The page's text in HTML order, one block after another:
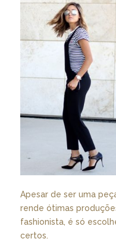
Apesar de ser uma
rende ótimas
fashionista, é só
certos.